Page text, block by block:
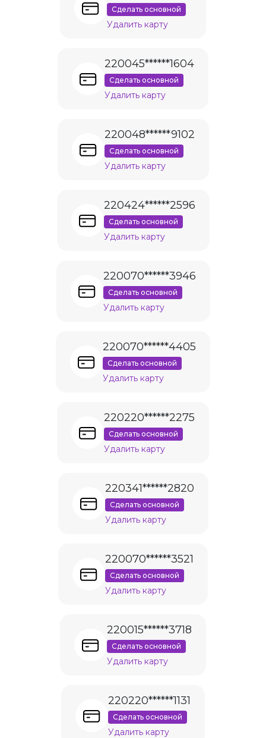
Сделать основной
Удалить карту
220045******1604
Сделать основной
Удалить карту
220048******9102
Сделать основной
Удалить карту
220424******2596
Сделать основной
Удалить карту
220070******3946
Сделать основной
Удалить карту
220070******4405
Сделать основной
Удалить карту
220220******2275
Сделать основной
Удалить карту
220341******2820
Сделать основной
Удалить карту
220070******3521
Сделать основной
Удалить карту
220015******3718
Сделать основной
Удалить карту
220220******1131
Сделать основной
Удалить карту